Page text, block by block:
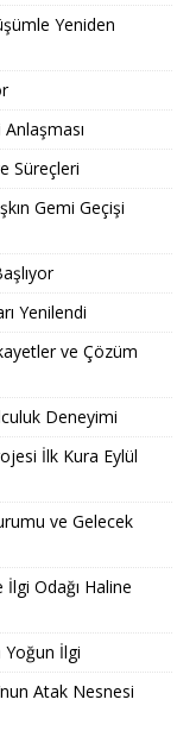
Yeniden
Süreçleri
Gemi Geçişi
Yenilendi
ve Çözüm
Deneyimi
İlk Kura Eylül
ve Gelecek
Odağı Haline
Yoğun İlgi
Atak Nesnesi